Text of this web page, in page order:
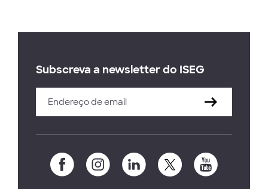
Subscreva a newsletter do ISEG